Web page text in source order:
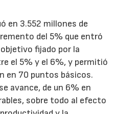
en 3.552 millones de
del 5% que entró
fijado por la
el 5% y el 6%, y permitió
en 70 puntos básicos.
avance, de un 6% en
sobre todo al efecto